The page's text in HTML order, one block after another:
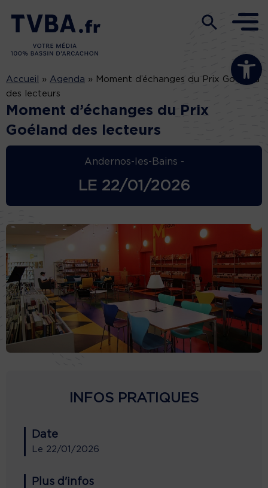
Ouvrir la
Accueil » Agenda » Moment d’échanges du Prix Goéland
des lecteurs
Moment d’échanges du Prix
Goéland des lecteurs
Andernos-les-Bains -
LE 22/01/2026
INFOS PRATIQUES
Date
Le 22/01/2026
Plus d'infos